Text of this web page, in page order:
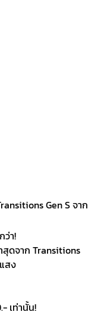
Gen S จาก
ว่า!
สุดจาก Transitions
สง
เท่านั้น!